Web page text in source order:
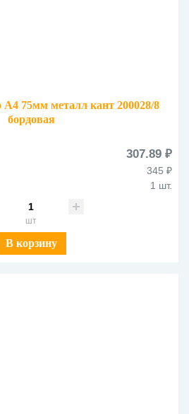
А4 75мм металл кант 200028/8
бордовая
307.89 ₽
345 ₽
1 шт.
шт
В корзину